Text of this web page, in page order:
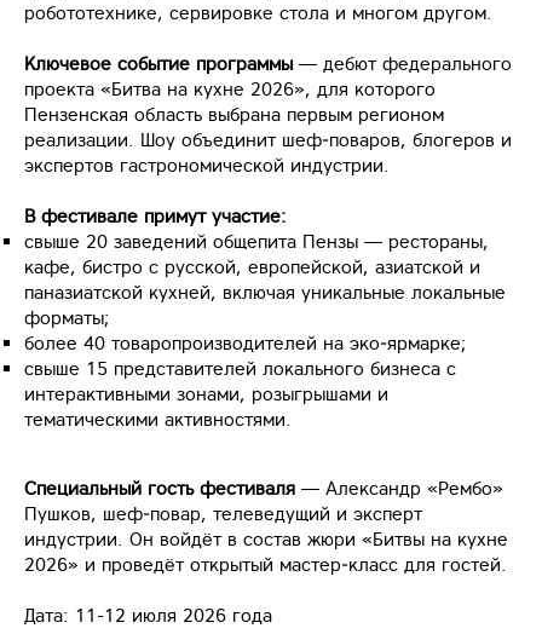
робототехнике, сервировке стола и многом другом.
Ключевое событие программы — дебют федерального
проекта «Битва на кухне 2026», для которого
Пензенская область выбрана первым регионом
реализации. Шоу объединит шеф‑поваров, блогеров и
экспертов гастрономической индустрии.
В фестивале примут участие:
свыше 20 заведений общепита Пензы — рестораны,
кафе, бистро с русской, европейской, азиатской и
паназиатской кухней, включая уникальные локальные
форматы;
более 40 товаропроизводителей на эко‑ярмарке;
свыше 15 представителей локального бизнеса с
интерактивными зонами, розыгрышами и
тематическими активностями.
Специальный гость фестиваля — Александр «Рембо»
Пушков, шеф‑повар, телеведущий и эксперт
индустрии. Он войдёт в состав жюри «Битвы на кухне
2026» и проведёт открытый мастер‑класс для гостей.
Дата: 11-12 июля 2026 года